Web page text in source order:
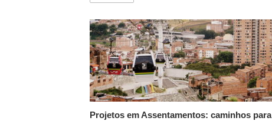
Projetos em Assentamentos: caminhos para